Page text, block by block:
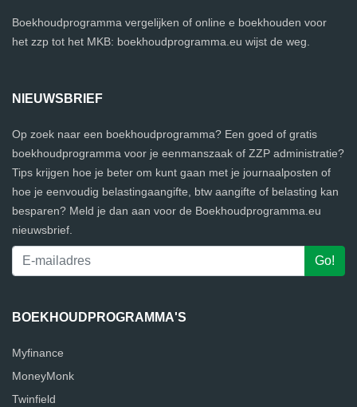
Boekhoudprogramma vergelijken of online e boekhouden voor
het zzp tot het MKB: boekhoudprogramma.eu wijst de weg.
NIEUWSBRIEF
Op zoek naar een boekhoudprogramma? Een goed of gratis
boekhoudprogramma voor je eenmanszaak of ZZP administratie?
Tips krijgen hoe je beter om kunt gaan met je journaalposten of
hoe je eenvoudig belastingaangifte, btw aangifte of belasting kan
besparen? Meld je dan aan voor de Boekhoudprogramma.eu
nieuwsbrief.
BOEKHOUDPROGRAMMA'S
Myfinance
MoneyMonk
Twinfield